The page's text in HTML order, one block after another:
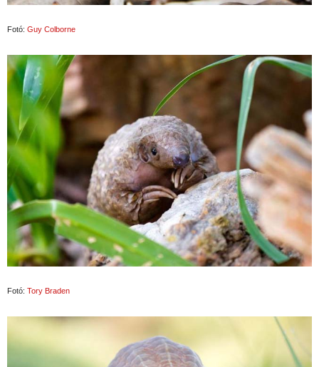
Fotó: Guy Colborne
Fotó: Tory Braden